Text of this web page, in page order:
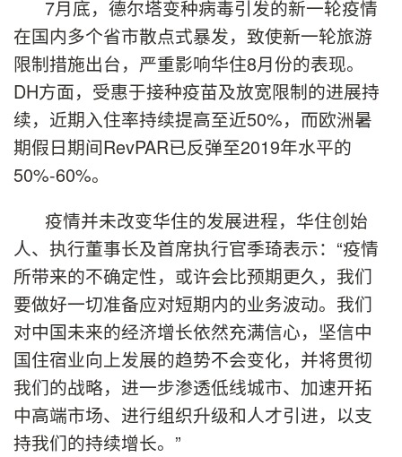
7月底，德尔塔变种病毒引发的新一轮疫情
在国内多个省市散点式暴发，致使新一轮旅游
限制措施出台，严重影响华住8月份的表现。
DH方面，受惠于接种疫苗及放宽限制的进展持
续，近期入住率持续提高至近50%，而欧洲暑
期假日期间RevPAR已反弹至2019年水平的
50%-60%。
疫情并未改变华住的发展进程，华住创始
人、执行董事长及首席执行官季琦表示：“疫情
所带来的不确定性，或许会比预期更久，我们
要做好一切准备应对短期内的业务波动。我们
对中国未来的经济增长依然充满信心，坚信中
国住宿业向上发展的趋势不会变化，并将贯彻
我们的战略，进一步渗透低线城市、加速开拓
中高端市场、进行组织升级和人才引进，以支
持我们的持续增长。”